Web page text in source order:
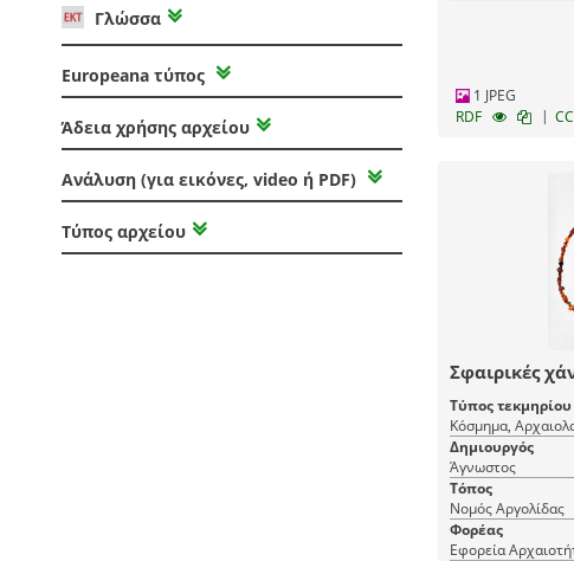
Γλώσσα
Europeana τύπος
Άδεια χρήσης αρχείου
Ανάλυση (για εικόνες, video ή PDF)
Τύπος αρχείου
1 JPEG
RDF
|
Σφαιρικές
Τύπος τεκμηρίου
Κόσμημα,
Δημιουργός
Άγνωστος
Τόπος
Νομός Αργολίδας
Φορέας
Εφορεία